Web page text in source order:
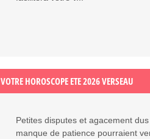
VOTRE HOROSCOPE ETE 2026 VERSEAU
Petites disputes et agacement
manque de patience pourraient